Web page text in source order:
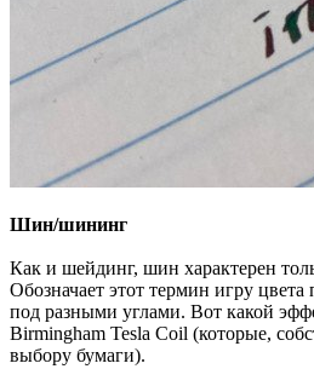
Шин/шининг
Как и шейдинг, шин характерен
Обозначает этот термин игру цвета
под разными углами. Вот какой
Birmingham Tesla Coil (которые,
выбору бумаги).